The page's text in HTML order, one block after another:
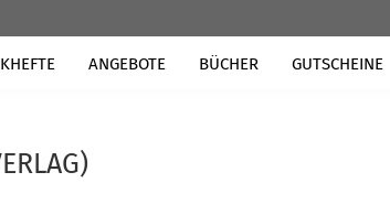
ANGEBOTE BÜCHER GUTSCHEINE